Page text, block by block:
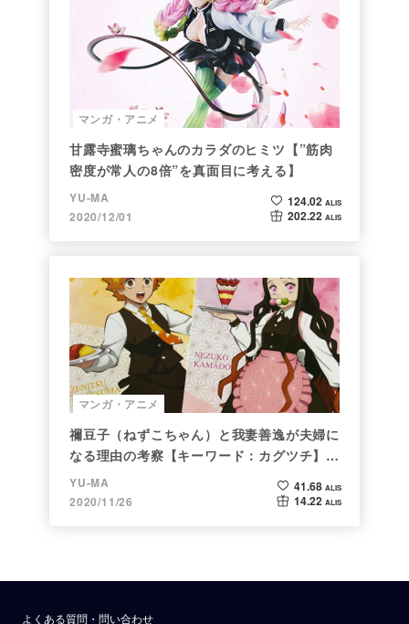
マンガ・アニメ
甘露寺蜜璃ちゃんのカラダのヒミツ【”筋肉
密度が常人の8倍”を真面目に考える】
YU-MA
2020/12/01
124.02 ALIS
202.22 ALIS
マンガ・アニメ
禰豆子（ねずこちゃん）と我妻善逸が夫婦に
なる理由の考察【キーワード：カグツチ】＜
後編＞
YU-MA
2020/11/26
41.68 ALIS
14.22 ALIS
よくある質問・問い合わせ